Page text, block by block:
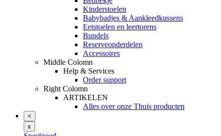
Kinderstoelen
Babybadjes & Aankleedkussens
Eetstoelen en leertorens
Bundels
Reserveonderdelen
Accessoires
Middle Colomn
Help & Services
Order support
Right Colomn
ARTIKELEN
Alles over onze Thuis producten
<
x